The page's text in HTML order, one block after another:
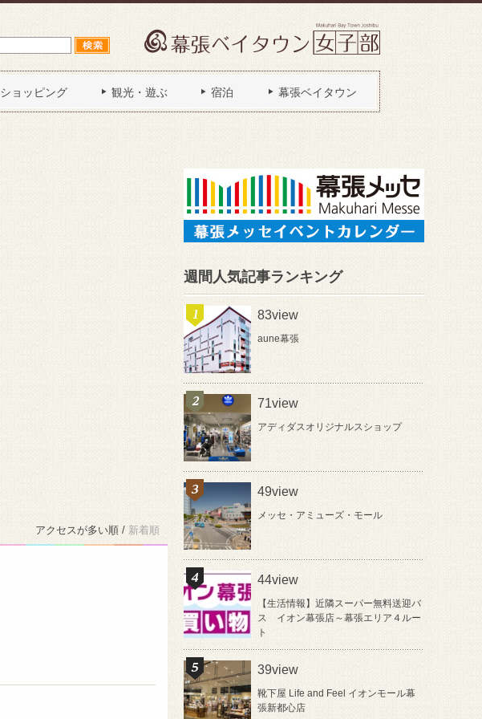
ショッピング 観光・遊ぶ 宿泊 幕張ベイタウン
アクセスが多い順 / 新着順
週間人気記事ランキング
83view
aune幕張
71view
アディダスオリジナルスショップ
49view
メッセ・アミューズ・モール
44view
【生活情報】近隣スーパー無料送迎バ
ス イオン幕張店～幕張エリア４ルー
ト
39view
靴下屋 Life and Feel イオンモール幕
張新都心店